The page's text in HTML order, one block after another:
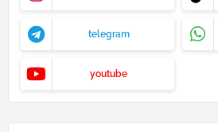
telegram
youtube